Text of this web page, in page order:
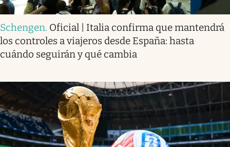
Schengen. Oficial | Italia confirma que mantendrá
los controles a viajeros desde España: hasta
cuándo seguirán y qué cambia